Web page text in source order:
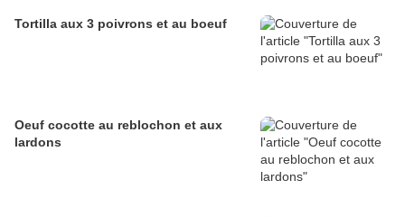
Tortilla aux 3 poivrons et au boeuf
Oeuf cocotte au reblochon et aux
lardons